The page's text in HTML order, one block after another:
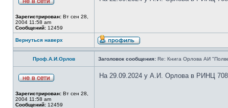
Зарегистрирован: Вт сен 28,
2004 11:58 am
Сообщений: 12459
Вернуться наверх
Проф.А.И.Орлов Заголовок сообщения: Re: Книга Орлова АИ
Зарегистрирован: Вт сен 28,
2004 11:58 am
Сообщений: 12459
На 29.09.2024 у А.И. Орлова в РИНЦ 708